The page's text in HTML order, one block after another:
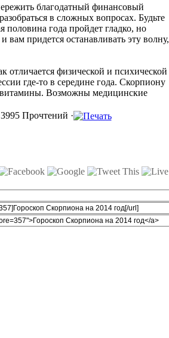
благодатный финансовый
в сложных вопросах. Будьте
года пройдет гладко, но
вам придется останавливать эту волну,
отличается физической и психической
где-то в середине года. Скорпиону
витамины. Возможны медицинские
3995 Прочтений ·